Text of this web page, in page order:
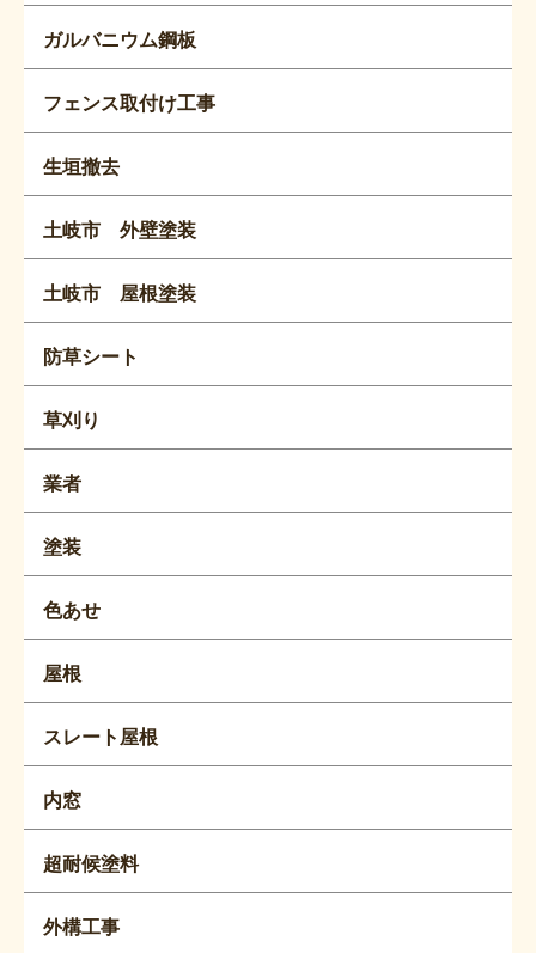
ガルバニウム鋼板
フェンス取付け工事
生垣撤去
土岐市 外壁塗装
土岐市 屋根塗装
防草シート
草刈り
業者
塗装
色あせ
屋根
スレート屋根
内窓
超耐候塗料
外構工事